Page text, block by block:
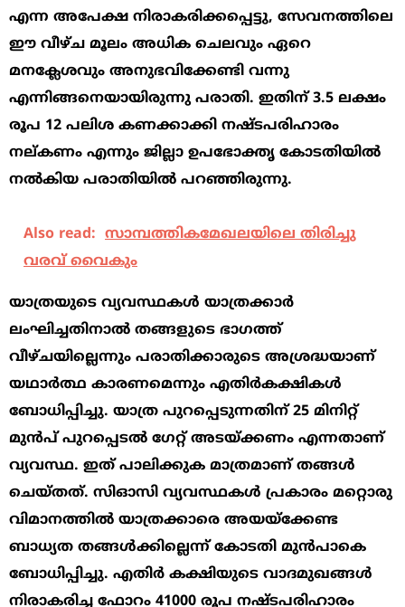
എന്ന അപേക്ഷ നിരാകരിക്കപ്പെട്ടു, സേവനത്തിലെ
ഈ വീഴ്ച മൂലം അധിക ചെലവും ഏറെ
മനക്ലേശവും അനുഭവിക്കേണ്ടി വന്നു
എന്നിങ്ങനെയായിരുന്നു പരാതി. ഇതിന് 3.5 ലക്ഷം
രൂപ 12 പലിശ കണക്കാക്കി നഷ്ടപരിഹാരം
നല്കണം എന്നും ജില്ലാ ഉപഭോക്തൃ കോടതിയിൽ
നൽകിയ പരാതിയിൽ പറഞ്ഞിരുന്നു.
Also read: സാമ്പത്തികമേഖലയിലെ തിരിച്ചു
വരവ് വൈകും
യാത്രയുടെ വ്യവസ്ഥകൾ യാത്രക്കാർ
ലംഘിച്ചതിനാൽ തങ്ങളുടെ ഭാഗത്ത്
വീഴ്ചയില്ലെന്നും പരാതിക്കാരുടെ അശ്രദ്ധയാണ്
യഥാർത്ഥ കാരണമെന്നും എതിർകക്ഷികൾ
ബോധിപ്പിച്ചു. യാത്ര പുറപ്പെടുന്നതിന് 25 മിനിറ്റ്
മുൻപ് പുറപ്പെടൽ ഗേറ്റ് അടയ്ക്കണം എന്നതാണ്
വ്യവസ്ഥ. ഇത് പാലിക്കുക മാത്രമാണ് തങ്ങൾ
ചെയ്തത്. സിഓസി വ്യവസ്ഥകൾ പ്രകാരം മറ്റൊരു
വിമാനത്തിൽ യാത്രക്കാരെ അയയ്ക്കേണ്ട
ബാധ്യത തങ്ങൾക്കില്ലെന്ന് കോടതി മുൻപാകെ
ബോധിപ്പിച്ചു. എതിർ കക്ഷിയുടെ വാദമുഖങ്ങൾ
നിരാകരിച്ച ഫോറം 41000 രൂപ നഷ്ടപരിഹാരം